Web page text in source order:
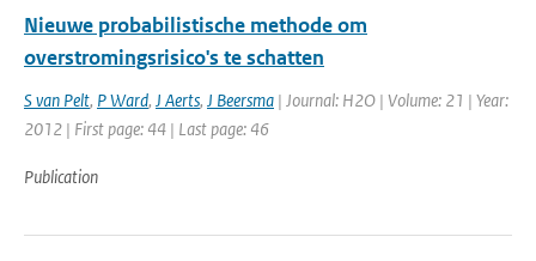
Nieuwe probabilistische methode om
overstromingsrisico's te schatten
S van Pelt, P Ward, J Aerts, J Beersma | Journal: H2O | Volume: 21 | Year:
2012 | First page: 44 | Last page: 46
Publication